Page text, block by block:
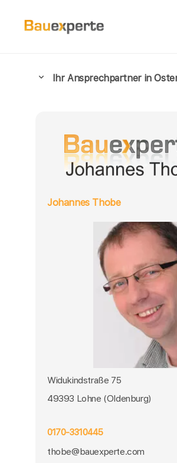
Ihr Ansprechpartner in
Johannes Thobe
Widukindstraße 75
49393 Lohne (Oldenburg)
0170-3310445
thobe@bauexperte.com